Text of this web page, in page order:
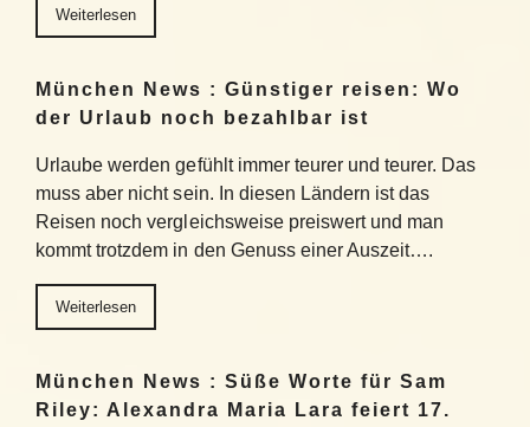
Weiterlesen
München News : Günstiger reisen: Wo
der Urlaub noch bezahlbar ist
Urlaube werden gefühlt immer teurer und teurer. Das
muss aber nicht sein. In diesen Ländern ist das
Reisen noch vergleichsweise preiswert und man
kommt trotzdem in den Genuss einer Auszeit….
Weiterlesen
München News : Süße Worte für Sam
Riley: Alexandra Maria Lara feiert 17.